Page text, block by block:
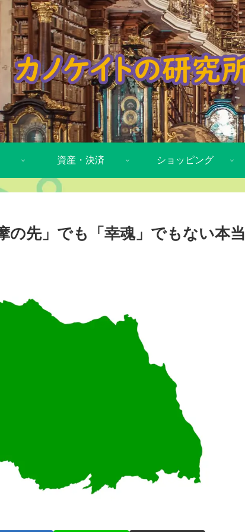
資産・決済 ショッピング
の先」でも「幸魂」でもない本当